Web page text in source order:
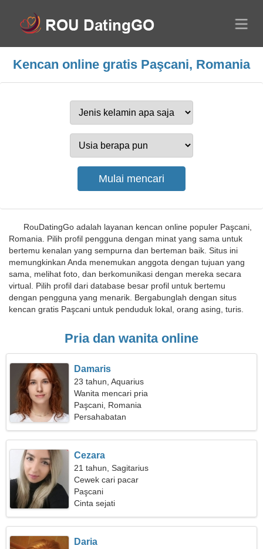
Kencan online gratis Paşcani, Romania
RouDatingGo adalah layanan kencan online populer Paşcani,
Romania. Pilih profil pengguna dengan minat yang sama untuk
bertemu kenalan yang sempurna dan berteman baik. Situs ini
memungkinkan Anda menemukan anggota dengan tujuan yang
sama, melihat foto, dan berkomunikasi dengan mereka secara
virtual. Pilih profil dari database besar profil untuk bertemu
dengan pengguna yang menarik. Bergabunglah dengan situs
kencan gratis Paşcani untuk penduduk lokal, orang asing, turis.
Pria dan wanita online
Damaris
23 tahun, Aquarius
Wanita mencari pria
Paşcani, Romania
Persahabatan
Cezara
21 tahun, Sagitarius
Cewek cari pacar
Paşcani
Cinta sejati
Daria